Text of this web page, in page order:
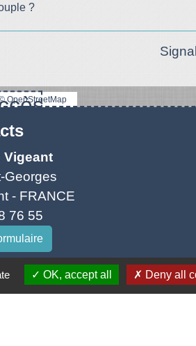
?
OpenStreetMap
Vigeant
Georges
- FRANCE
76 55
OK, accept all Deny all